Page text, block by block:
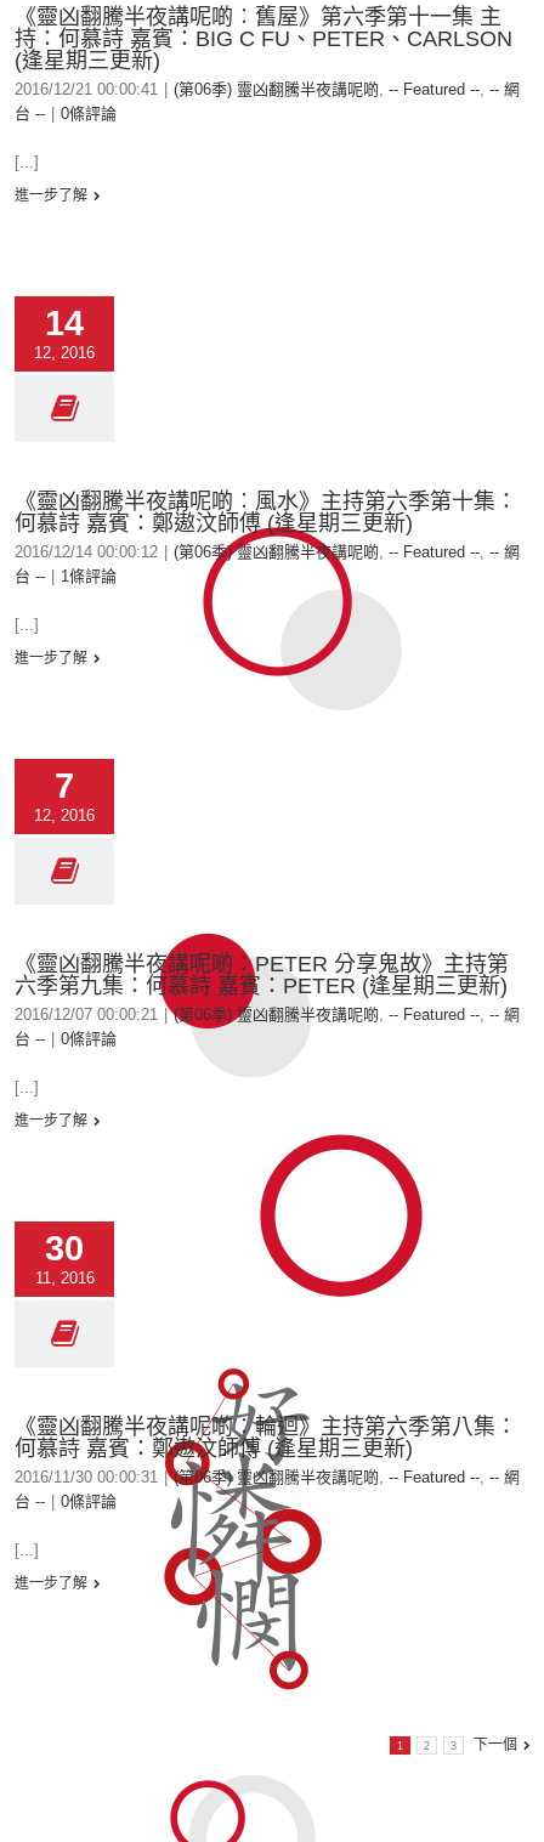
《靈凶翻騰半夜講呢啲︰舊屋》第六季第十一集 主
持：何慕詩 嘉賓：BIG C FU、PETER、CARLSON
(逢星期三更新)
2016/12/21 00:00:41 (第06季) 靈凶翻騰半夜講呢啲, -- Featured --, -- 網
台 --
0條評論
[...]
進一步了解
14
12, 2016
《靈凶翻騰半夜講呢啲︰風水》主持第六季第十集：
何慕詩 嘉賓：鄭遨汶師傅 (逢星期三更新)
2016/12/14 00:00:12 (第06季) 靈凶翻騰半夜講呢啲, -- Featured --, -- 網
台 --
1條評論
[...]
進一步了解
7
12, 2016
《靈凶翻騰半夜講呢啲︰PETER 分享鬼故》主持第
六季第九集：何慕詩 嘉賓：PETER (逢星期三更新)
2016/12/07 00:00:21 (第06季) 靈凶翻騰半夜講呢啲, -- Featured --, -- 網
台 --
0條評論
[...]
進一步了解
30
11, 2016
《靈凶翻騰半夜講呢啲︰輪迴》主持第六季第八集：
何慕詩 嘉賓：鄭遨汶師傅 (逢星期三更新)
2016/11/30 00:00:31 | (第06季) 靈凶翻騰半夜講呢啲, -- Featured --, -- 網
台 --
0條評論
[...]
進一步了解
1 2 3 下一個